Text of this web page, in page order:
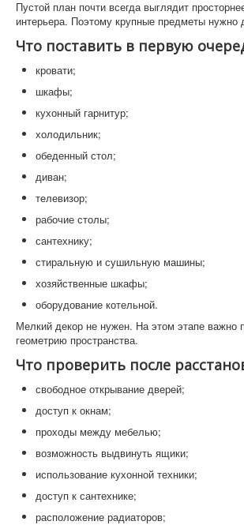
Пустой план почти всегда выглядит
интерьера. Поэтому крупные предметы нужно
Что поставить в первую
кровати;
шкафы;
кухонный гарнитур;
холодильник;
обеденный стол;
диван;
телевизор;
рабочие столы;
сантехнику;
стиральную и сушильную машины;
хозяйственные шкафы;
оборудование котельной.
Мелкий декор не нужен. На этом этапе важно
геометрию пространства.
Что проверить после
свободное открывание дверей;
доступ к окнам;
проходы между мебелью;
возможность выдвинуть ящики;
использование кухонной техники;
доступ к сантехнике;
расположение радиаторов;